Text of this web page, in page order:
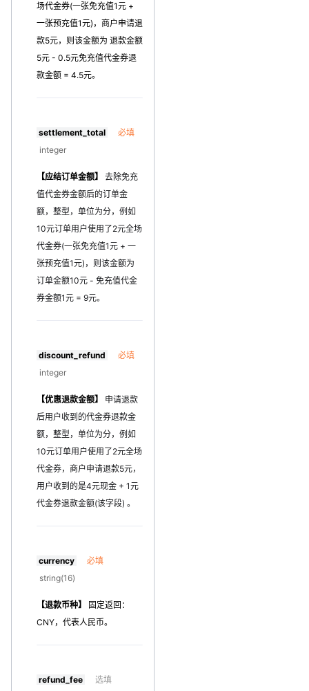
场代金券(一张免充值1元 +
一张预充值1元)，商户申请退
款5元，则该金额为 退款金额
5元 - 0.5元免充值代金券退
款金额 = 4.5元。
settlement_total
必填
integer
【应结订单金额】
去除免充
值代金券金额后的订单金
额，整型，单位为分，例如
10元订单用户使用了2元全场
代金券(一张免充值1元 + 一
张预充值1元)，则该金额为
订单金额10元 - 免充值代金
券金额1元 = 9元。
discount_refund
必填
integer
【优惠退款金额】
申请退款
后用户收到的代金券退款金
额，整型，单位为分，例如
10元订单用户使用了2元全场
代金券，商户申请退款5元，
用户收到的是4元现金 + 1元
代金券退款金额(该字段) 。
currency
必填
string(16)
【退款币种】
固定返回：
CNY，代表人民币。
refund_fee 选填